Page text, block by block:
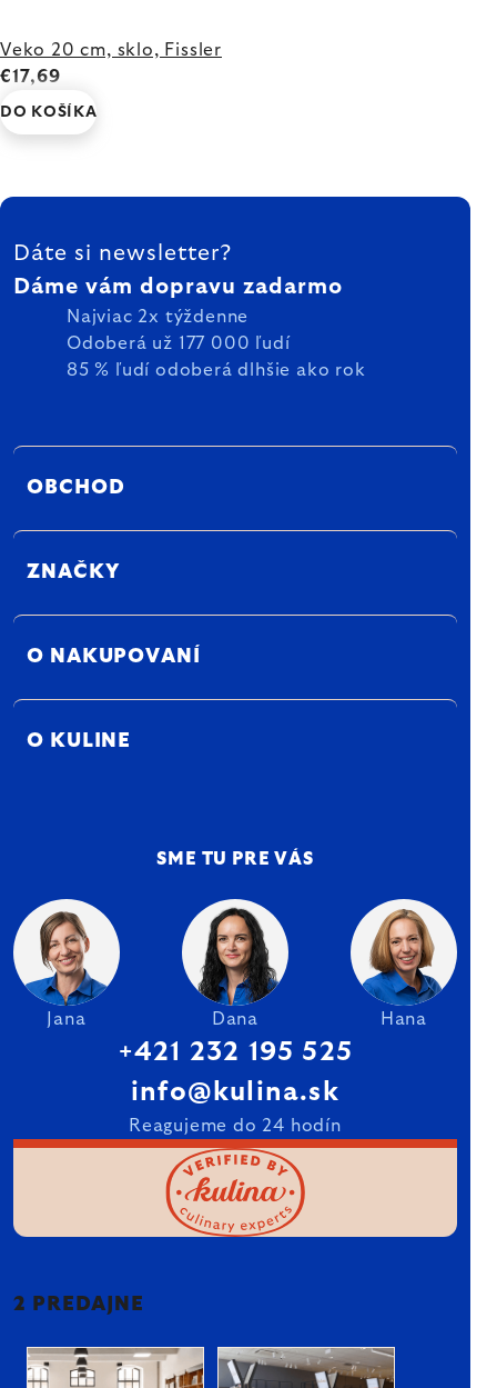
Veko 20 cm, sklo, Fissler
€17,69
DO KOŠÍKA
ZÁPÄTIE
Dáte si newsletter?
Dáme vám dopravu zadarmo
Najviac 2x týždenne
Odoberá už 177 000 ľudí
85 % ľudí odoberá dlhšie ako rok
OBCHOD
ZNAČKY
O NAKUPOVANÍ
O KULINE
SME TU PRE VÁS
Jana Dana Hana
+421 232 195 525
info@kulina.sk
Reagujeme do 24 hodín
2 PREDAJNE